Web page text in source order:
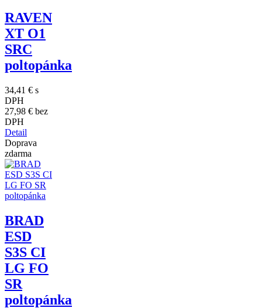
RAVEN
XT O1
SRC
poltopánka
34,41 € s
DPH
27,98 € bez
DPH
Detail
Doprava
zdarma
BRAD
ESD
S3S CI
LG FO
SR
poltopánka